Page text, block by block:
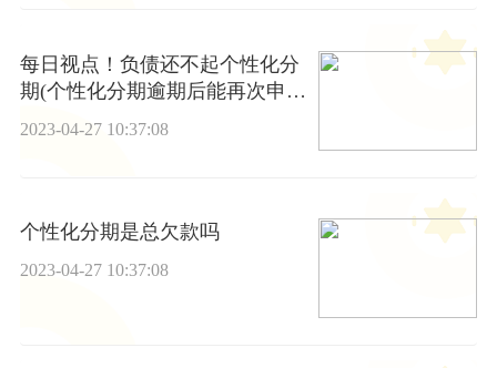
每日视点！负债还不起个性化分
期(个性化分期逾期后能再次申请
么)
2023-04-27 10:37:08
个性化分期是总欠款吗
2023-04-27 10:37:08